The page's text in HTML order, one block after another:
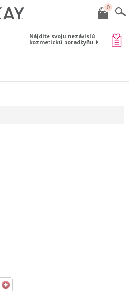
0
Nájdite svoju nezávislú
kozmetickú poradkyňu